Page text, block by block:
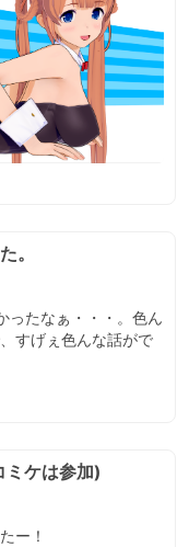
。
ったなぁ・・・。色ん
すげぇ色んな話がで
ミケは参加)
ー！